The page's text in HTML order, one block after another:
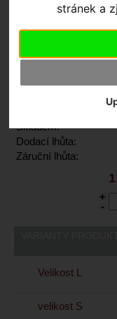
stránek a
Skladem:
Dodací lhůta:
Záruční lhůta:
+
-
Velikost L
velikost S